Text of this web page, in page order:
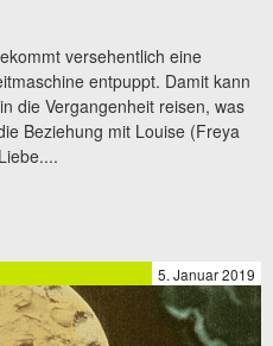
versehentlich eine
entpuppt. Damit kann
die Vergangenheit reisen, was
Beziehung mit Louise (Freya
5. Januar 2019